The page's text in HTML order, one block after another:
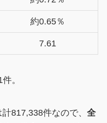
約0.65％
7.61
。
817,338件なので、 全